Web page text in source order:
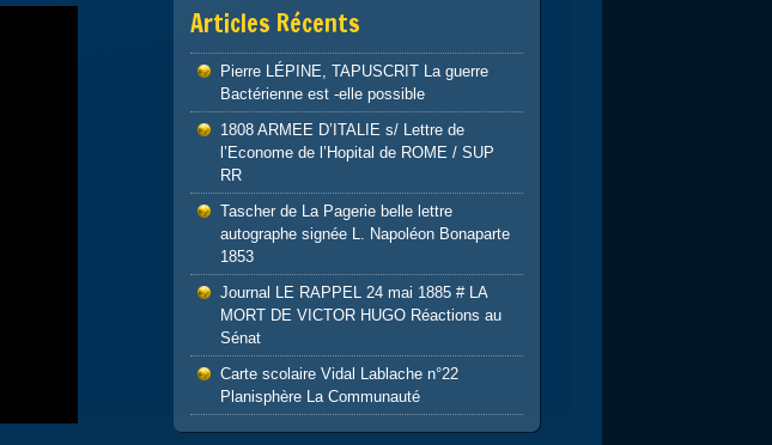
Articles Récents
Pierre LÉPINE, TAPUSCRIT La guerre
Bactérienne est -elle possible
1808 ARMEE D’ITALIE s/ Lettre de
l’Econome de l’Hopital de ROME / SUP
RR
Tascher de La Pagerie belle lettre
autographe signée L. Napoléon Bonaparte
1853
Journal LE RAPPEL 24 mai 1885 # LA
MORT DE VICTOR HUGO Réactions au
Sénat
Carte scolaire Vidal Lablache n°22
Planisphère La Communauté